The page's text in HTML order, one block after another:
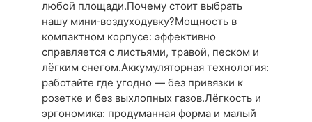
любой площади.Почему стоит выбрать
нашу мини‑воздуходувку?Мощность в
компактном корпусе: эффективно
справляется с листьями, травой, песком и
лёгким снегом.Аккумуляторная технология:
работайте где угодно — без привязки к
розетке и без выхлопных газов.Лёгкость и
эргономика: продуманная форма и малый